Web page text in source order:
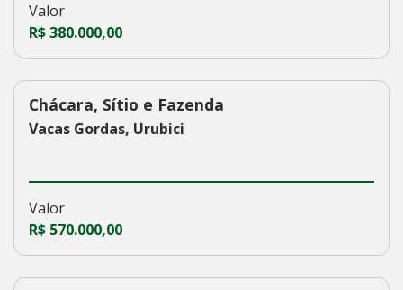
Valor
R$ 380.000,00
229
Chácara, Sítio e Fazenda
Vacas Gordas, Urubici
Valor
R$ 570.000,00